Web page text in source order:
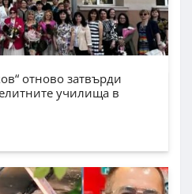
отново затвърди
училища в